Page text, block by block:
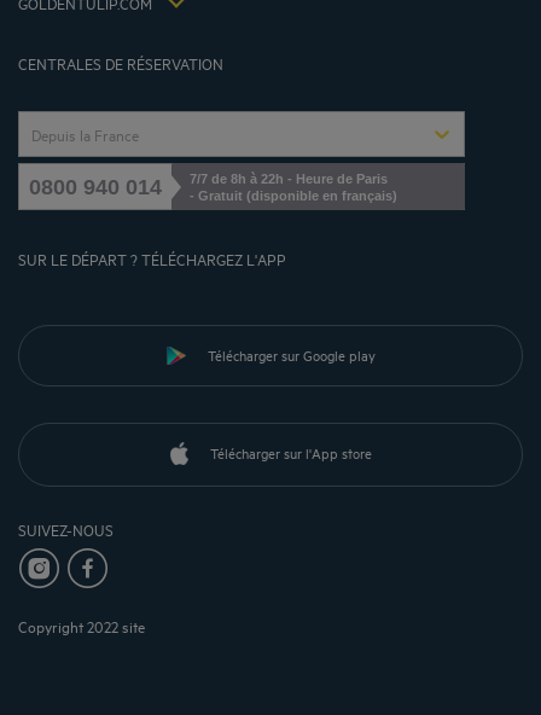
CENTRALES DE RÉSERVATION
Depuis la France
0800 940 014
7/7 de 8h à 22h - Heure de Paris
- Gratuit (disponible en français)
SUR LE DÉPART ? TÉLÉCHARGEZ L'APP
Télécharger sur Google play
Télécharger sur l'App store
SUIVEZ-NOUS
Copyright 2022 site